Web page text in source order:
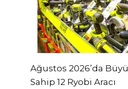
Ağustos 2026’da
Sahip 12 Ryobi Aracı